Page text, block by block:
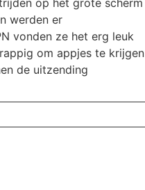
op het grote scherm
werden er
vonden ze het erg leuk
om appjes te krijgen
de uitzending